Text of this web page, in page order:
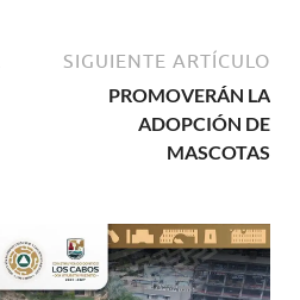
SIGUIENTE ARTÍCULO
PROMOVERÁN LA
ADOPCIÓN DE
MASCOTAS